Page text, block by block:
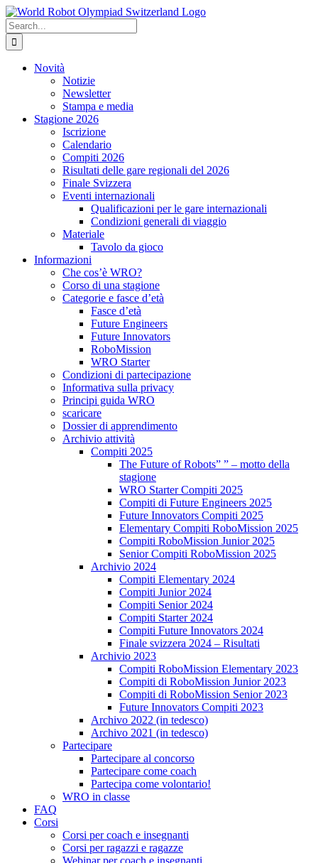
Skip
to
content
Search
for:
Novità
Notizie
Newsletter
Stampa e media
Stagione 2026
Iscrizione
Calendario
Compiti 2026
Risultati delle gare regionali del 2026
Finale Svizzera
Eventi internazionali
Qualificazioni per le gare internazionali
Condizioni generali di viaggio
Materiale
Tavolo da gioco
Informazioni
Che cos’è WRO?
Corso di una stagione
Categorie e fasce d’età
Fasce d’età
Future Engineers
Future Innovators
RoboMission
WRO Starter
Condizioni di partecipazione
Informativa sulla privacy
Principi guida WRO
scaricare
Dossier di apprendimento
Archivio attività
Compiti 2025
The Future of Robots” ” – motto della
stagione
WRO Starter Compiti 2025
Compiti di Future Engineers 2025
Future Innovators Compiti 2025
Elementary Compiti RoboMission 2025
Compiti RoboMission Junior 2025
Senior Compiti RoboMission 2025
Archivio 2024
Compiti Elementary 2024
Compiti Junior 2024
Compiti Senior 2024
Compiti Starter 2024
Compiti Future Innovators 2024
Finale svizzera 2024 – Risultati
Archivio 2023
Compiti RoboMission Elementary 2023
Compiti di RoboMission Junior 2023
Compiti di RoboMission Senior 2023
Future Innovators Compiti 2023
Archivo 2022 (in tedesco)
Archivo 2021 (in tedesco)
Partecipare
Partecipare al concorso
Partecipare come coach
Partecipa come volontario!
WRO in classe
FAQ
Corsi
Corsi per coach e insegnanti
Corsi per ragazzi e ragazze
Webinar per coach e insegnanti